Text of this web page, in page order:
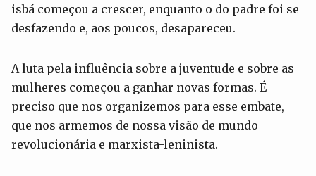
isbá começou a crescer, enquanto o do padre foi se
desfazendo e, aos poucos, desapareceu.
A luta pela influência sobre a juventude e sobre as
mulheres começou a ganhar novas formas. É
preciso que nos organizemos para esse embate,
que nos armemos de nossa visão de mundo
revolucionária e marxista-leninista.